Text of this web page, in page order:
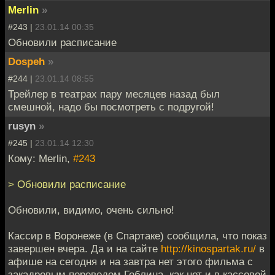
Merlin »
#243 | 23.01.14 00:35
Обновили расписание
Dospeh »
#244 | 23.01.14 08:55
Трейлер в театрах пару месяцев назад был
смешной, надо бы посмотреть с подругой!
rusyn »
#245 | 23.01.14 12:30
Кому: Merlin, #243
> Обновили расписание
Обновили, видимо, очень сильно!
Кассир в Воронеже (в Спартаке) сообщила, что показ
завершен вчера. Да и на сайте http://kinospartak.ru/ в
афише на сегодня и на завтра нет этого фильма с